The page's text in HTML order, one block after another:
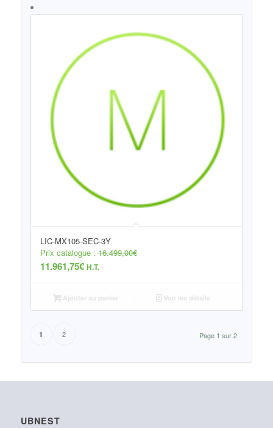
LIC-MX105-SEC-3Y
Prix catalogue :16.499,00€
11.961,75€ H.T.
Ajouter au panier Voir les détails
Page 1 sur 2
1 2
UBNEST